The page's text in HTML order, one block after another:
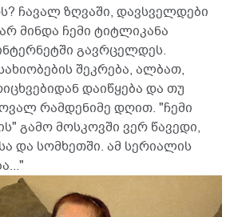
ჩავალ ზღვაში, დავსველდები
მინდა ჩემი ტიტლიკანა
გავრცელდეს.
შეკრება, ალბათ,
დაიწყება და თუ
რამდენიმე დღით. "ჩემი
გამო მოსკოვში ვერ წავედი,
და სომხეთში. ამ სერიალის